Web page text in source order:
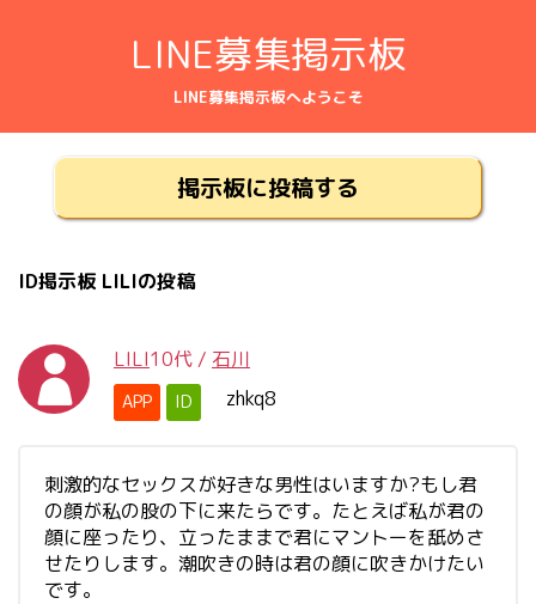
LINE募集掲示板
LINE募集掲示板へようこそ
掲示板に投稿する
ID掲示板 LILIの投稿
LILI10代 / 石川
APP ID zhkq8
刺激的なセックスが好きな男性はいますか?もし君
の顔が私の股の下に来たらです。たとえば私が君の
顔に座ったり、立ったままで君にマントーを舐めさ
せたりします。潮吹きの時は君の顔に吹きかけたい
です。